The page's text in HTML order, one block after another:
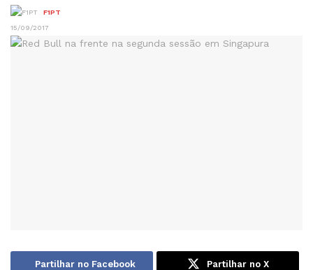
F1PT
15/09/2017
Partilhar no Facebook Partilhar no X